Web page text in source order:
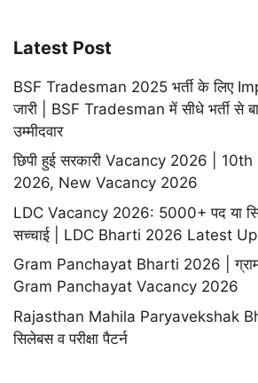
Latest Post
BSF Tradesman 2025 भर्ती के लिए
जारी | BSF Tradesman में सीधे भर्ती से
उम्मीदवार
छिपी हुई सरकारी Vacancy 2026 |
2026, New Vacancy 2026
LDC Vacancy 2026: 5000+ पद या
सच्चाई | LDC Bharti 2026 Latest
Gram Panchayat Bharti 2026 | ग्राम
Gram Panchayat Vacancy 2026
Rajasthan Mahila Paryavekshak
सिलेबस व परीक्षा पैटर्न